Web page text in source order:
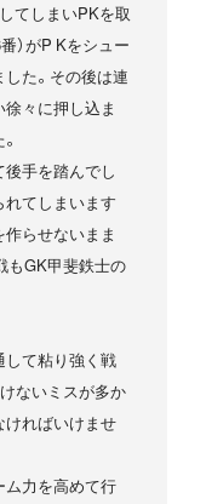
てしまいPKを取
）がP Kをシュー
た。その後は連
々に押し込ま
手を踏んでし
てしまいます
らせないまま
もGK甲斐鉄士の
て粘り強く戦
ないミスが多か
ければいけませ
力を高めて行